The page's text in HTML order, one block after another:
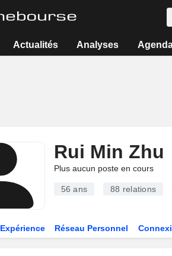
Actualités Analyses
Rui Min Zhu
Plus aucun poste en cours
56 ans 88 relations
Expérience Réseau Personnel